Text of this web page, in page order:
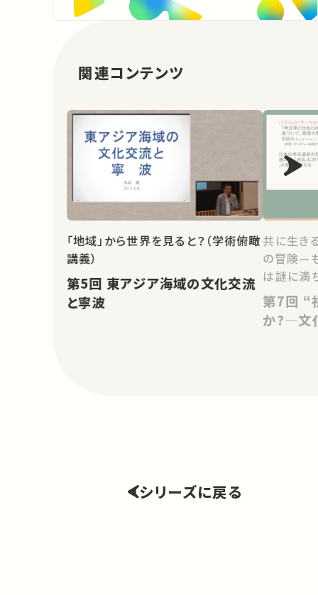
関連コンテンツ
「地域」から世界を見ると？（学術俯瞰
講義）
第5回 東アジア海域の文化交流
と寧波
共に生き
の冒険—
は謎に満
第7回 “祖先の遺跡”は誰のもの
か?―文
シリーズに戻る